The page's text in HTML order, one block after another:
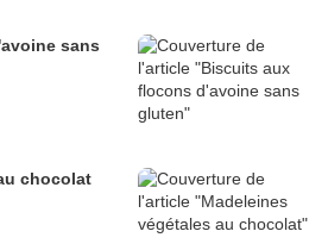
sans
chocolat